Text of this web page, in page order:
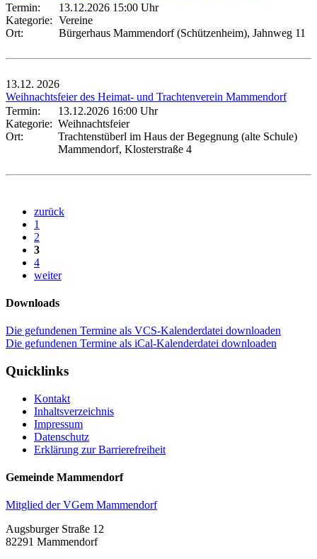
Termin:
13.12.2026 15:00 Uhr
Kategorie: Vereine
Ort:
Bürgerhaus Mammendorf (Schützenheim), Jahnweg 11
13.12. 2026
Weihnachtsfeier des Heimat- und Trachtenverein Mammendorf
Termin:
13.12.2026 16:00 Uhr
Kategorie: Weihnachtsfeier
Ort:
Trachtenstüberl im Haus der Begegnung (alte Schule)
Mammendorf, Klosterstraße 4
zurück
1
2
3
4
weiter
Downloads
Die gefundenen Termine als VCS-Kalenderdatei downloaden
Die gefundenen Termine als iCal-Kalenderdatei downloaden
Quicklinks
Kontakt
Inhaltsverzeichnis
Impressum
Datenschutz
Erklärung zur Barrierefreiheit
Gemeinde Mammendorf
Mitglied der VGem Mammendorf
Augsburger Straße 12
82291 Mammendorf